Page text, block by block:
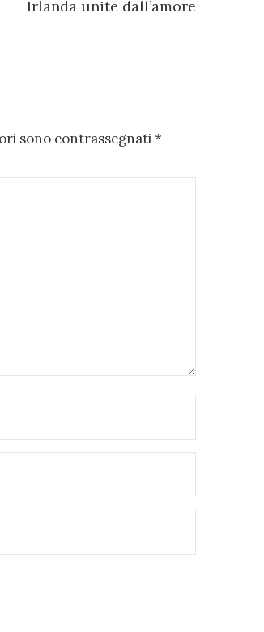
Irlanda unite dall’amore
sono contrassegnati*